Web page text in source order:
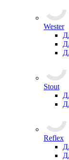
Wester
Stout
Reflex